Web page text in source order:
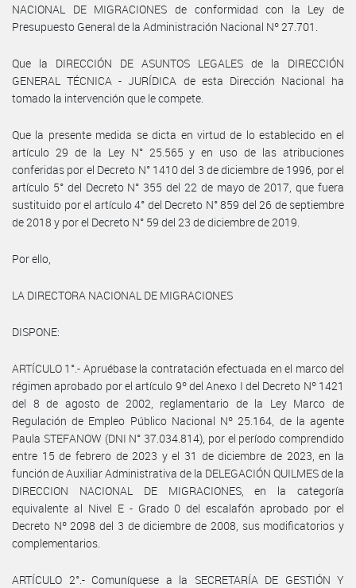
NACIONAL DE MIGRACIONES de conformidad con la Ley de
Presupuesto General de la Administración Nacional Nº 27.701.
Que la DIRECCIÓN DE ASUNTOS LEGALES de la DIRECCIÓN
GENERAL TÉCNICA - JURÍDICA de esta Dirección Nacional ha
tomado la intervención que le compete.
Que la presente medida se dicta en virtud de lo establecido en el
artículo 29 de la Ley N° 25.565 y en uso de las atribuciones
conferidas por el Decreto N° 1410 del 3 de diciembre de 1996, por el
artículo 5° del Decreto N° 355 del 22 de mayo de 2017, que fuera
sustituido por el artículo 4° del Decreto N° 859 del 26 de septiembre
de 2018 y por el Decreto N° 59 del 23 de diciembre de 2019.
Por ello,
LA DIRECTORA NACIONAL DE MIGRACIONES
DISPONE:
ARTÍCULO 1°.- Apruébase la contratación efectuada en el marco del
régimen aprobado por el artículo 9º del Anexo I del Decreto Nº 1421
del 8 de agosto de 2002, reglamentario de la Ley Marco de
Regulación de Empleo Público Nacional Nº 25.164, de la agente
Paula STEFANOW (DNI N° 37.034.814), por el período comprendido
entre 15 de febrero de 2023 y el 31 de diciembre de 2023, en la
función de Auxiliar Administrativa de la DELEGACIÓN QUILMES de la
DIRECCION NACIONAL DE MIGRACIONES, en la categoría
equivalente al Nivel E - Grado 0 del escalafón aprobado por el
Decreto Nº 2098 del 3 de diciembre de 2008, sus modificatorios y
complementarios.
ARTÍCULO 2°.- Comuníquese a la SECRETARÍA DE GESTIÓN Y